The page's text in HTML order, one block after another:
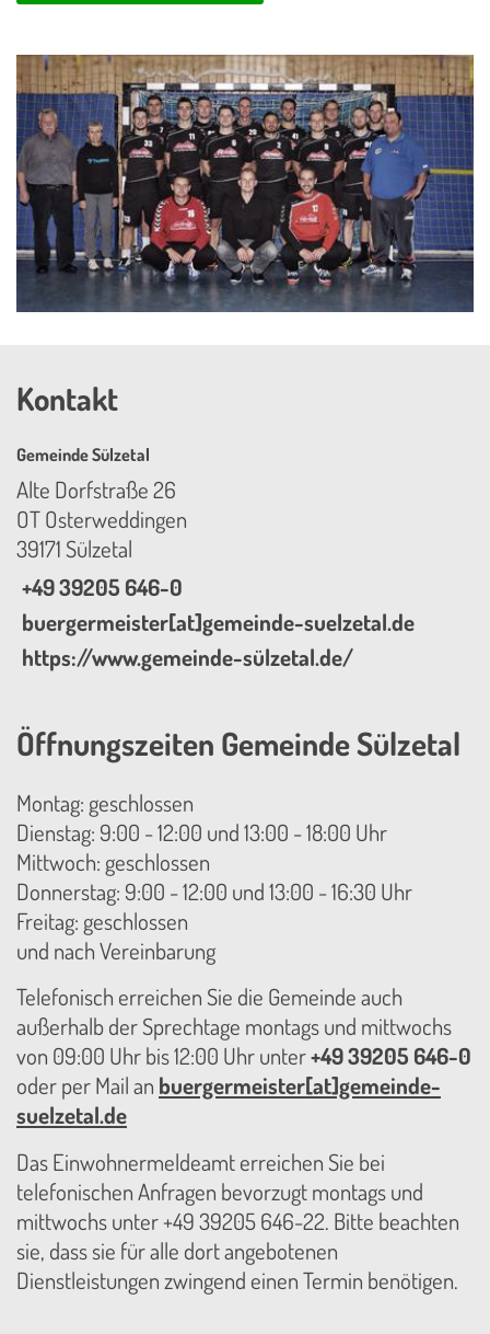
Kontakt
Gemeinde Sülzetal
Alte Dorfstraße 26
OT Osterweddingen
39171 Sülzetal
+49 39205 646-0
buergermeister[at]gemeinde-suelzetal.de
https://www.gemeinde-sülzetal.de/
Öffnungszeiten Gemeinde Sülzetal
Montag: geschlossen
Dienstag: 9:00 - 12:00 und 13:00 - 18:00 Uhr
Mittwoch: geschlossen
Donnerstag: 9:00 - 12:00 und 13:00 - 16:30 Uhr
Freitag: geschlossen
und nach Vereinbarung
Telefonisch erreichen Sie die Gemeinde auch
außerhalb der Sprechtage montags und mittwochs
von 09:00 Uhr bis 12:00 Uhr unter+49 39205 646-0
oder per Mail an buergermeister[at]gemeinde-
suelzetal.de
Das Einwohnermeldeamt erreichen Sie bei
telefonischen Anfragen bevorzugt montags und
mittwochs unter +49 39205 646-22. Bitte beachten
sie, dass sie für alle dort angebotenen
Dienstleistungen zwingend einen Termin benötigen.